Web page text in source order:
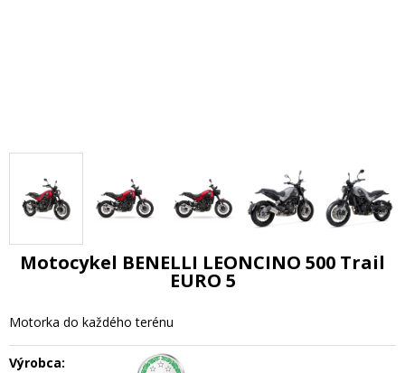
Motocykel BENELLI LEONCINO 500 Trail
EURO 5
Motorka do každého terénu
Výrobca: